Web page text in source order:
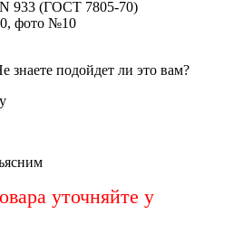
знаете подойдет ли это вам?
уточняйте у